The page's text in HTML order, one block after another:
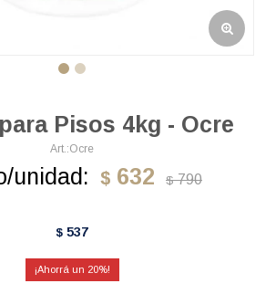
Pisos 4kg - Ocre
Ocre
unidad: $ 632 $ 790
$ 537
20